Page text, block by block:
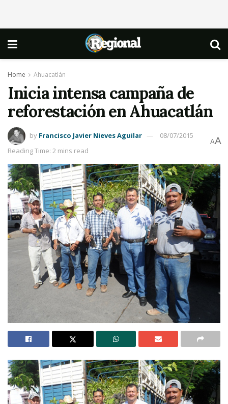
Home Ahuacatlán
Inicia intensa campaña de
reforestación en Ahuacatlán
by Francisco Javier Nieves Aguilar
08/07/2015
Reading Time: 2 mins read
AA